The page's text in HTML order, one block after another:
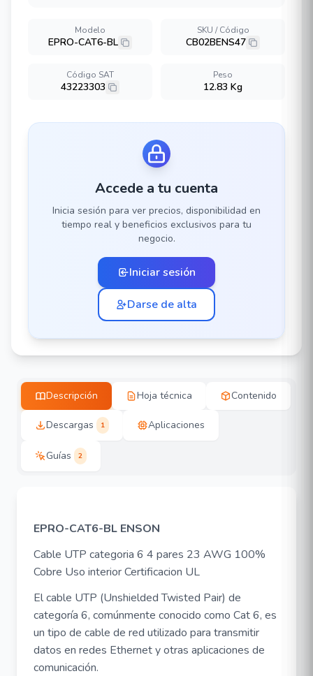
Modelo
EPRO-CAT6-BL
SKU / Código
CB02BENS47
Código SAT
43223303
Peso
12.83 Kg
Accede a tu cuenta
Inicia sesión para ver precios, disponibilidad en
tiempo real y beneficios exclusivos para tu
negocio.
Iniciar sesión
Darse de alta
Descripción Hoja técnica Contenido
Descargas 1 Aplicaciones
Guías 2
EPRO-CAT6-BL ENSON
Cable UTP categoria 6 4 pares 23 AWG 100%
Cobre Uso interior Certificacion UL
El cable UTP (Unshielded Twisted Pair) de
categoría 6, comúnmente conocido como Cat 6, es
un tipo de cable de red utilizado para transmitir
datos en redes Ethernet y otras aplicaciones de
comunicación.